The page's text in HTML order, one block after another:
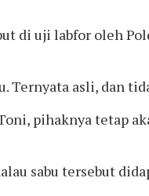
di uji labfor oleh
Ternyata asli, dan
pihaknya tetap
sabu tersebut